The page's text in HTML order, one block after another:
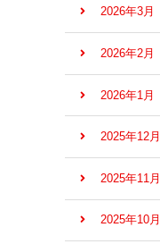
2026年3月
2026年2月
2026年1月
2025年12月
2025年11月
2025年10月